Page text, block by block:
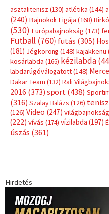
asztalitenisz (130) atlétika (144)
(240) Bajnokok Ligája (168)
(530) Európabajnokság (173)
Futball (760) futás (305)
(181) Jégkorong (148) kajakkenu
kosárlabda (166) kézilabda
labdarúgóválogatott(148)
Dakar Team (132) Rali
2016 (373) sport(438)
(316) Szalay Balázs (126) tenisz
(126) Video (247) világbajnokság
(222) vívás (174) vízilabda (197)
úszás (361)
Hirdetés